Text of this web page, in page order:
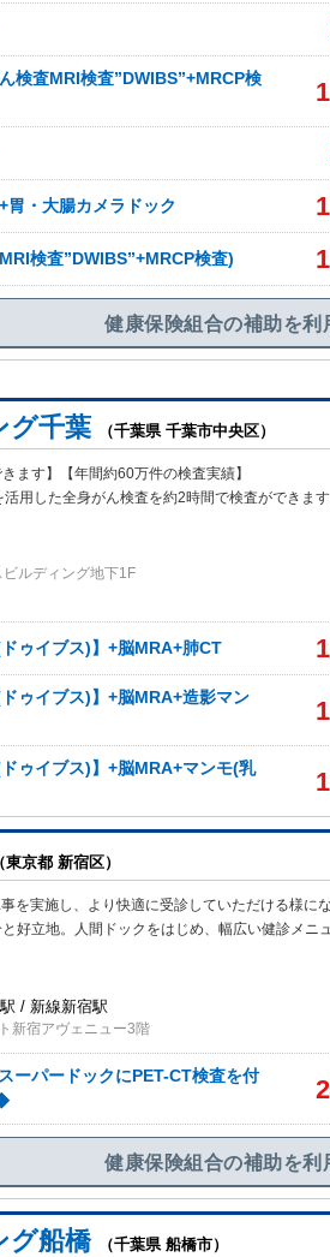
検査MRI検査”DWIBS”+MRCP検
胃・大腸カメラドック
検査”DWIBS”+MRCP検査)
健康保険組合の補助を利
グ千葉 （千葉県 千葉市中央区）
ます】【年間約60万件の検査実績】
用した全身がん検査を約2時間で検査ができます
ルディング地下1F
ゥイブス)】+脳MRA+肺CT
ゥイブス)】+脳MRA+造影マン
ゥイブス)】+脳MRA+マンモ(乳
（東京都 新宿区）
を実施し、より快適に受診していただける様に
好立地。人間ドックをはじめ、幅広い健診メニ
/ 新線新宿駅
新宿アヴェニュー3階
パードックにPET-CT検査を付
健康保険組合の補助を利
グ船橋 （千葉県 船橋市）